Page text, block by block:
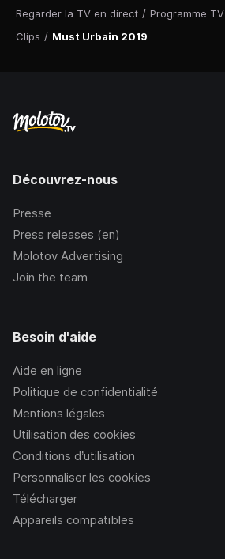
Regarder la TV en direct / Programme TV
Clips / Must Urbain 2019
Découvrez-nous
Presse
Press releases (en)
Molotov Advertising
Join the team
Besoin d'aide
Aide en ligne
Politique de confidentialité
Mentions légales
Utilisation des cookies
Conditions d’utilisation
Personnaliser les cookies
Télécharger
Appareils compatibles